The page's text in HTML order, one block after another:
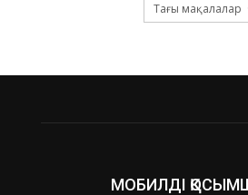
Тағы мақалалар
МОБИЛДІ